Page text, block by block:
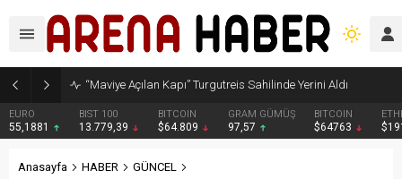
“Maviye Açılan Kapı” Turgutreis Sahilinde Yerini Aldı
EURO
55,1881
BIST 100
13.779,39
BITCOIN
$64.809
GRAM GÜMÜŞ
97,57
BITCOIN
$64763
Anasayfa HABER
GÜNCEL